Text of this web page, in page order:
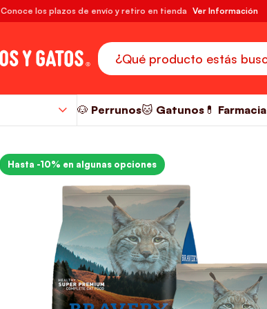
Conoce los plazos de envío y retiro en tienda Ver Información
🐶 Perrunos🐱 Gatunos 💊 Farmacia
Hasta -10% en algunas opciones